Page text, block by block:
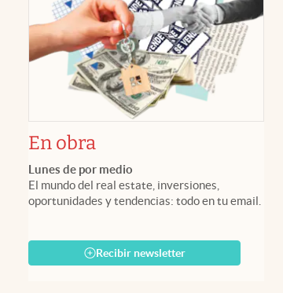
En obra
Lunes de por medio
El mundo del real estate, inversiones,
oportunidades y tendencias: todo en tu email.
Recibir newsletter